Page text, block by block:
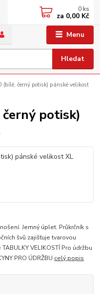
Menu
Hledat
0 ks
za 0,00 Kč
(bílé, černý potisk) pánské velikost
potisk)
Jemný úplet. Průkrčník s
švů zajišťuje tvarovou
VELIKOSTÍ Pro údržbu
PRO ÚDRŽBU celý popis